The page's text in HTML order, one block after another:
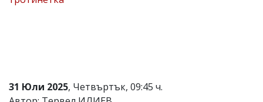
и
редакцията
31 Юли 2025, Четвъртък, 09:45 ч.